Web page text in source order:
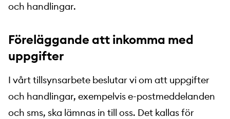
och handlingar.
Föreläggande att inkomma med
uppgifter
I vårt tillsynsarbete beslutar vi om att uppgifter
och handlingar, exempelvis e-postmeddelanden
och sms, ska lämnas in till oss. Det kallas för